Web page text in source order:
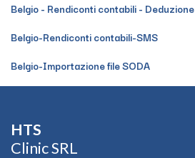
Belgio - Rendiconti contabili -
Belgio-Rendiconti contabili-SMS
Belgio-Importazione file SODA
HTS​
Clinic SRL